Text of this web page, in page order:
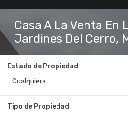
Casa A La Venta En
Jardines Del Cerro,
Estado de Propiedad
Cualquiera
Tipo de Propiedad